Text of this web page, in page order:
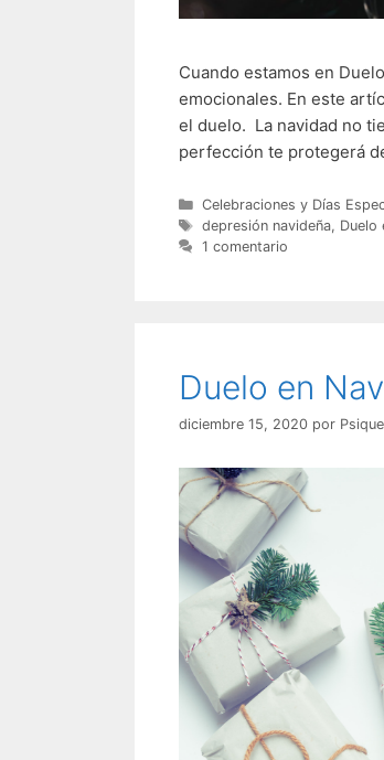
Cuando estamos en
emocionales. En este
el duelo. La navidad no
perfección te protegerá
Categorías
Celebraciones y Días
Etiquetas
depresión navideña, Duelo
1 comentario
Duelo en
diciembre 15, 2020 por